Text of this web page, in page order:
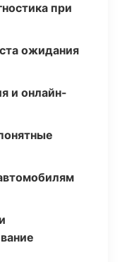
при
ожидания
и онлайн-